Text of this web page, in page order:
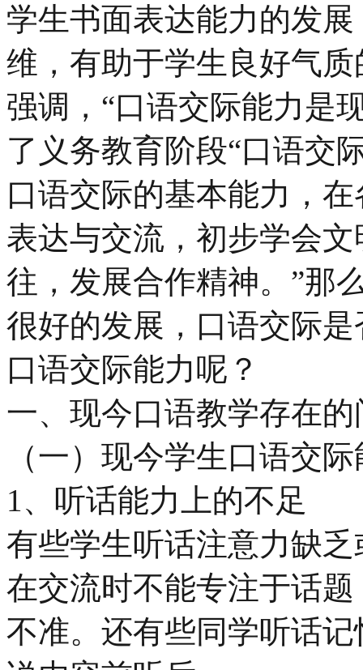
学生书面表达能力的发
维，有助于学生良好气
强调，“口语交际能力是
了义务教育阶段“口语交
口语交际的基本能力，
表达与交流，初步学会
往，发展合作精神。”那
很好的发展，口语交际
口语交际能力呢？
一、现今口语教学存在
（一）现今学生口语交
1、听话能力上的不足
有些学生听话注意力缺
在交流时不能专注于话
不准。还有些同学听话